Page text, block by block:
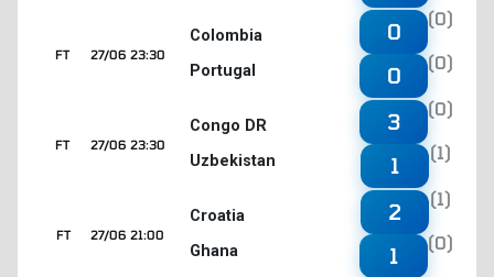
27/06 23:30
FT
Colombia
Portugal
0
(0)
0
(0)
27/06 23:30
FT
Congo DR
Uzbekistan
3
(0)
1
(1)
27/06 21:00
FT
Croatia
Ghana
2
(1)
1
(0)